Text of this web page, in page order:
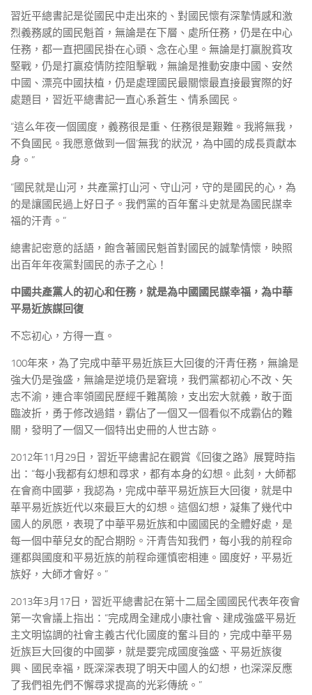
習近平總書記是從國民中走出來的、對國民懷有深摯情感和激
烈義務感的國民魁首，無論是在下層、處所任務，仍是在中心
任務，都一直把國民掛在心頭、念在心里。無論是打贏脫貧攻
堅戰，仍是打贏疫情防控阻擊戰，無論是推動安康中國、安然
中國、漂亮中國扶植，仍是處理國民最關懷最直接最實際的好
處題目，習近平總書記一直心系蒼生、情系國民。
“這么年夜一個國度，義務很是重、任務很是艱難。我將無我，
不負國民。我愿意做到一個‘無我’的狀況，為中國的成長貢獻本
身。”
“國民就是山河，共產黨打山河、守山河，守的是國民的心，為
的是讓國民過上好日子。我們黨的百年奮斗史就是為國民謀幸
福的汗青。”
總書記密意的話語，飽含著國民魁首對國民的誠摯情懷，映照
出百年年夜黨對國民的赤子之心！
中國共產黨人的初心和任務，就是為中國國民謀幸福，為中華
平易近族謀回復
不忘初心，方得一直。
100年來，為了完成中華平易近族巨大回復的汗青任務，無論是
強大仍是強盛，無論是逆境仍是窘境，我們黨都初心不改、矢
志不渝，連合率領國民歷經千難萬險，支出宏大就義，敢于面
臨波折，勇于修改過錯，霸佔了一個又一個看似不成霸佔的難
關，發明了一個又一個特出史冊的人世古跡。
2012年11月29日，習近平總書記在觀賞《回復之路》展覽時指
出：“每小我都有幻想和尋求，都有本身的幻想。此刻，大師都
在會商中國夢，我認為，完成中華平易近族巨大回復，就是中
華平易近族近代以來最巨大的幻想。這個幻想，凝集了幾代中
國人的夙愿，表現了中華平易近族和中國國民的全體好處，是
每一個中華兒女的配合期盼。汗青告知我們，每小我的前程命
運都與國度和平易近族的前程命運慎密相連。國度好，平易近
族好，大師才會好。”
2013年3月17日，習近平總書記在第十二屆全國國民代表年夜會
第一次會議上指出：“完成周全建成小康社會、建成強盛平易近
主文明協調的社會主義古代化國度的奮斗目的，完成中華平易
近族巨大回復的中國夢，就是要完成國度強盛、平易近族復
興、國民幸福，既深深表現了明天中國人的幻想，也深深反應
了我們祖先們不懈尋求提高的光彩傳統。”